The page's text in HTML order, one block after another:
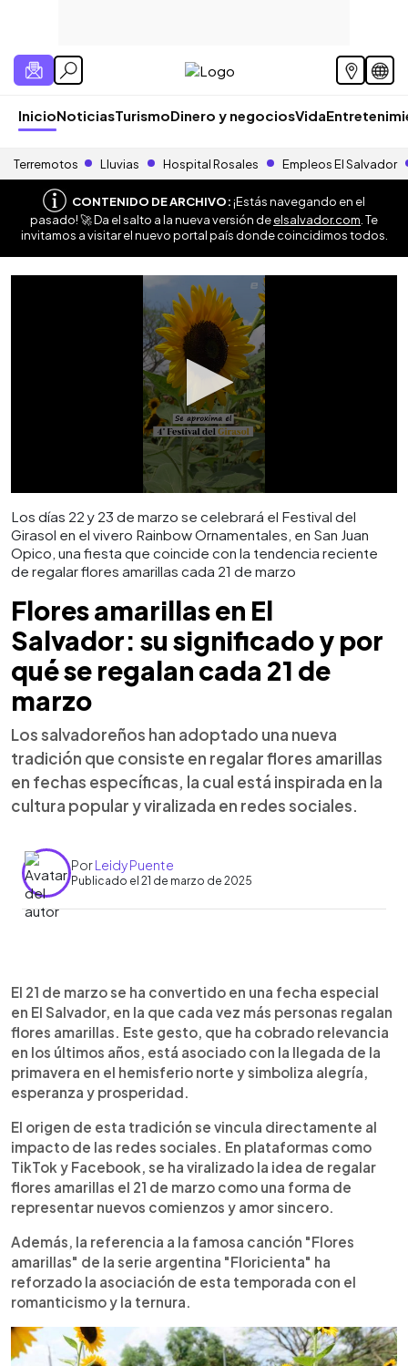
InicioNoticiasTurismoDinero y negociosVida
Terremotos Lluvias Hospital Rosales Empleos El Salvador
CONTENIDO DE ARCHIVO:¡Estás navegando en el
pasado! 🚀 Da el salto a la nueva versión deelsalvador.com . Te
invitamos a visitar el nuevo portal país donde coincidimos todos.
Los días 22 y 23 de marzo se celebrará el Festival del
Girasol en el vivero Rainbow Ornamentales, en San Juan
Opico, una fiesta que coincide con la tendencia reciente
de regalar flores amarillas cada 21 de marzo
Flores amarillas en El
Salvador: su significado y por
qué se regalan cada 21 de
marzo
Los salvadoreños han adoptado una nueva
tradición que consiste en regalar flores amarillas
en fechas específicas, la cual está inspirada en la
cultura popular y viralizada en redes sociales.
PorLeidy Puente
Publicado el 21 de marzo de 2025
Escuchar artículo
El 21 de marzo se ha convertido en una fecha especial
en El Salvador, en la que cada vez más personas regalan
flores amarillas. Este gesto, que ha cobrado relevancia
en los últimos años, está asociado con la llegada de la
primavera en el hemisferio norte y simboliza alegría,
esperanza y prosperidad.
El origen de esta tradición se vincula directamente al
impacto de las redes sociales. En plataformas como
TikTok y Facebook, se ha viralizado la idea de regalar
flores amarillas el 21 de marzo como una forma de
representar nuevos comienzos y amor sincero.
Además, la referencia a la famosa canción "Flores
amarillas" de la serie argentina "Floricienta" ha
reforzado la asociación de esta temporada con el
romanticismo y la ternura.